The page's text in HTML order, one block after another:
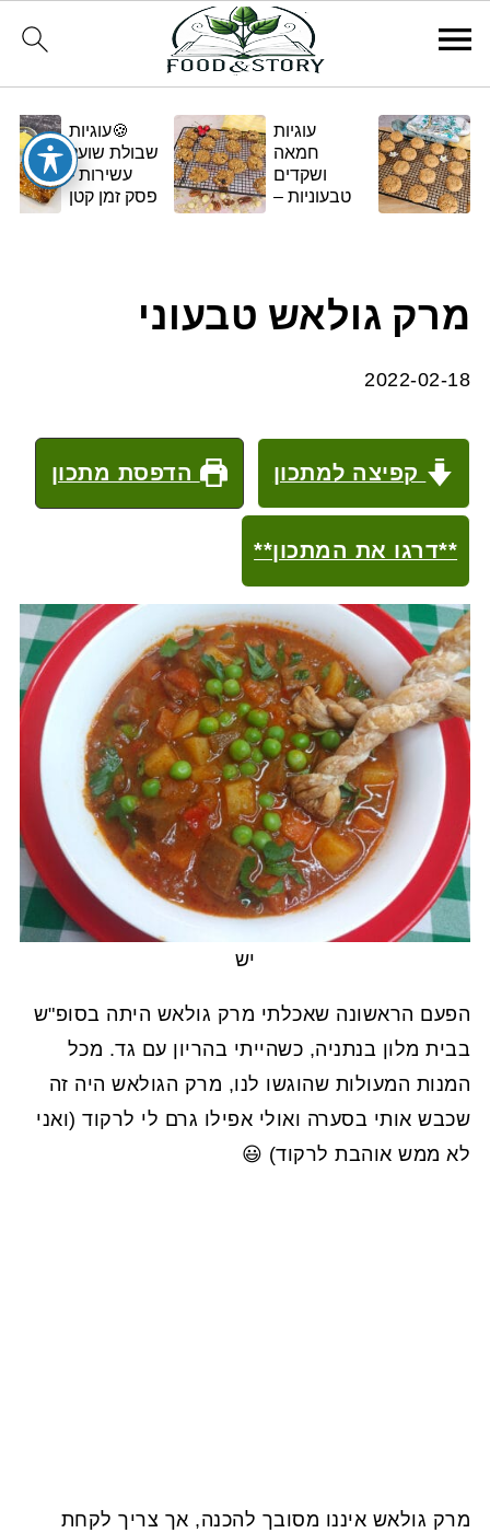
עוגיות
חמאה
ושקדים
טבעוניות –
🍪עוגיות
שבולת שועל
עשירות -
פסק זמן קטן
מרק גולאש טבעוני
2022-02-18
קפיצה למתכון הדפסת מתכון
**דרגו את המתכון**
יש
הפעם הראשונה שאכלתי מרק גולאש היתה בסופ"ש
בבית מלון בנתניה, כשהייתי בהריון עם גד. מכל
המנות המעולות שהוגשו לנו, מרק הגולאש היה זה
שכבש אותי בסערה ואולי אפילו גרם לי לרקוד (ואני
לא ממש אוהבת לרקוד) 😃
מרק גולאש איננו מסובך להכנה, אך צריך לקחת